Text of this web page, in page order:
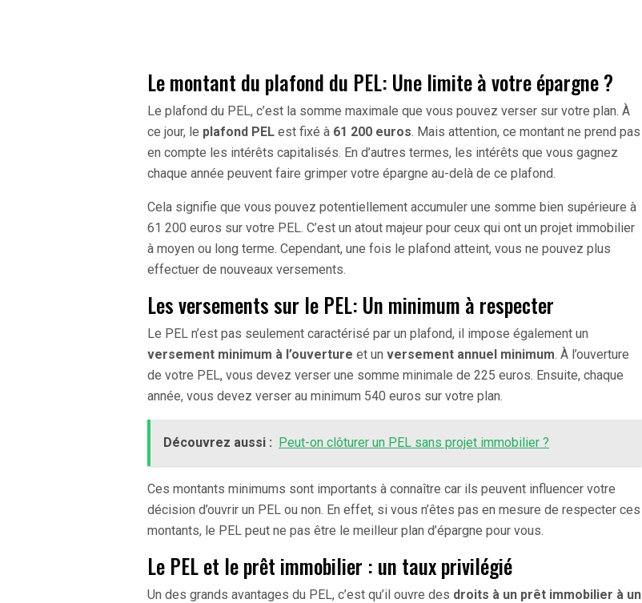
Le montant du plafond du PEL: Une limite à votre épargne ?
Le plafond du PEL, c’est la somme maximale que vous pouvez verser sur votre plan. À
ce jour, le plafond PEL est fixé à 61 200 euros. Mais attention, ce montant ne prend pas
en compte les intérêts capitalisés. En d’autres termes, les intérêts que vous gagnez
chaque année peuvent faire grimper votre épargne au-delà de ce plafond.
Cela signifie que vous pouvez potentiellement accumuler une somme bien supérieure à
61 200 euros sur votre PEL. C’est un atout majeur pour ceux qui ont un projet immobilier
à moyen ou long terme. Cependant, une fois le plafond atteint, vous ne pouvez plus
effectuer de nouveaux versements.
Les versements sur le PEL: Un minimum à respecter
Le PEL n’est pas seulement caractérisé par un plafond, il impose également un
versement minimum à l’ouverture et un versement annuel minimum. À l’ouverture
de votre PEL, vous devez verser une somme minimale de 225 euros. Ensuite, chaque
année, vous devez verser au minimum 540 euros sur votre plan.
Découvrez aussi : Peut-on clôturer un PEL sans projet immobilier ?
Ces montants minimums sont importants à connaître car ils peuvent influencer votre
décision d’ouvrir un PEL ou non. En effet, si vous n’êtes pas en mesure de respecter ces
montants, le PEL peut ne pas être le meilleur plan d’épargne pour vous.
Le PEL et le prêt immobilier : un taux privilégié
Un des grands avantages du PEL, c’est qu’il ouvre des droits à un prêt immobilier à un